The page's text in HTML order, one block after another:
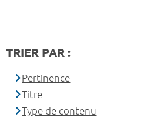
TRIER PAR :
Pertinence
Titre
Type de contenu